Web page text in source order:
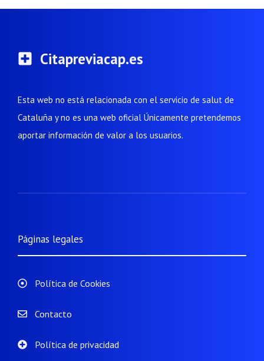
Citapreviacap.es
Esta web no está relacionada con el servicio de salut de
Cataluña y no es una web oficial Únicamente pretendemos
aportar información de valor a los usuarios.
Páginas legales
Política de Cookies
Contacto
Política de privacidad